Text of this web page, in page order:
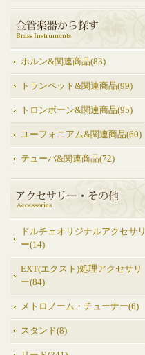
ホルン&関連商品(83)
トランペット&関連商品(99)
トロンボーン&関連商品(95)
ユーフォニアム&関連商品(60)
テューバ&関連商品(72)
ドルチェオリジナルアクセサリ
ー(14)
EXT(エクスト)処理アクセサリ
ー(84)
メトロノーム・チューナー(6)
スタンド(8)